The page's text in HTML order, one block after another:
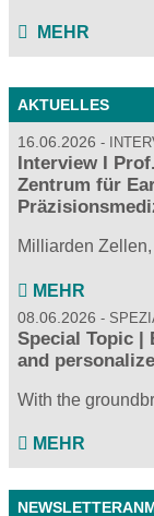
MEHR
AKTUELLES
16.06.2026
Interview I
Zentrum für
Milliarden
MEHR
08.06.2026
Special Topic |
and
With the
MEHR